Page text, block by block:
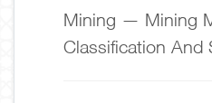
Mining — Mining
Classification And